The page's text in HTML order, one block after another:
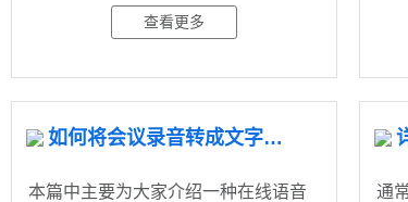
查看更多
如何将会议录音转成文字内容？在线解决
本篇中主要为大家介绍一种在线语音
通